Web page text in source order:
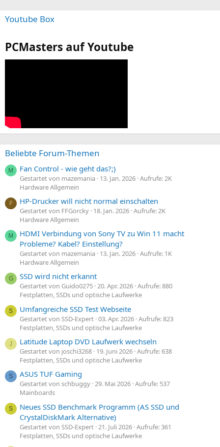
Youtube Box
PCMasters auf Youtube
Beliebte Forum-Themen
M Fan Control - wie geht das?;)
Gestartet von mazemania 13. Jan. 2026 Aufrufe: 2K
Hardware Allgemein
F HP-Drucker will nicht normal einschalten
Gestartet von FFGorcky 18. Jan. 2026 Aufrufe: 2K
Hardware Allgemein
M
HDMI Verbindung von Sony TV zu Win 11 macht
Probleme? Kabel? Einstellung?
Gestartet von mazemania 13. Jan. 2026 Aufrufe: 1K
Hardware Allgemein
G SSD wird nicht erkannt
Gestartet von Guido0275 20. Apr. 2026 Aufrufe: 880
Festplatten, SSDs und optische Laufwerke
S Umfangreiche SSD Test Webseite
Gestartet von SSD-Expert 03. Apr. 2026 Aufrufe: 823
Festplatten, SSDs und optische Laufwerke
J Latitude Laptop DVD Laufwerk wechseln
Gestartet von joschi3268 19. Juni 2026 Aufrufe: 638
Festplatten, SSDs und optische Laufwerke
S ASUS TUF Gaming
Gestartet von schbuggy 29. Mai 2026 Aufrufe: 537
Mainboards
S
Neues SSD Benchmark Programm (AS SSD und
CrystalDiskMark Alternative)
Gestartet von SSD-Expert 21. Juli 2026 Aufrufe: 361
Festplatten, SSDs und optische Laufwerke